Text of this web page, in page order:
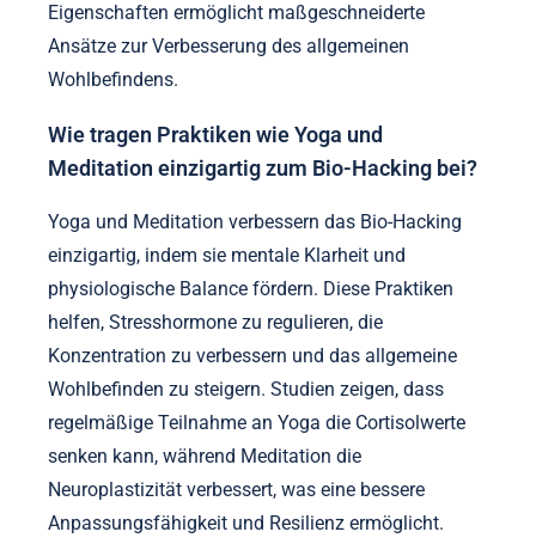
Eigenschaften ermöglicht maßgeschneiderte
Ansätze zur Verbesserung des allgemeinen
Wohlbefindens.
Wie tragen Praktiken wie Yoga und
Meditation einzigartig zum Bio-Hacking bei?
Yoga und Meditation verbessern das Bio-Hacking
einzigartig, indem sie mentale Klarheit und
physiologische Balance fördern. Diese Praktiken
helfen, Stresshormone zu regulieren, die
Konzentration zu verbessern und das allgemeine
Wohlbefinden zu steigern. Studien zeigen, dass
regelmäßige Teilnahme an Yoga die Cortisolwerte
senken kann, während Meditation die
Neuroplastizität verbessert, was eine bessere
Anpassungsfähigkeit und Resilienz ermöglicht.